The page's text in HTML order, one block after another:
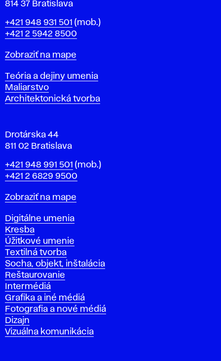
r
a
i
l
a
v
814 37 Bratislava
Telefón
+421 948 931 501 (mob.)
+421 2 5942 8500
Mapa
Zobraziť na mape
Katedry
Teória a dejiny umenia
Maliarstvo
Architektonická tvorba
Drotárska 44
811 02 Bratislava
Telefón
+421 948 991 501 (mob.)
+421 2 6829 9500
Mapa
Zobraziť na mape
Katedry
Digitálne umenia
Kresba
Úžitkové umenie
Textilná tvorba
Socha, objekt, inštalácia
Reštaurovanie
Intermédiá
Grafika a iné médiá
Fotografia a nové médiá
Dizajn
Vizuálna komunikácia